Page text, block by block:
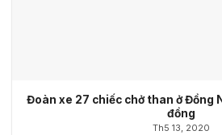
Đoàn xe 27 chiếc chở than ở Đồng
đồng
Th5 13, 2020